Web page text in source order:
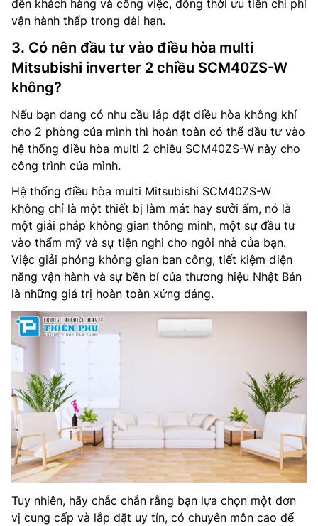
đến khách hàng và công việc, đồng thời ưu tiên chi phí
vận hành thấp trong dài hạn.
3. Có nên đầu tư vào điều hòa multi
Mitsubishi inverter 2 chiều SCM40ZS-W
không?
Nếu bạn đang có nhu cầu lắp đặt điều hòa không khí
cho 2 phòng của mình thì hoàn toàn có thể đầu tư vào
hệ thống điều hòa multi 2 chiều SCM40ZS-W này cho
công trình của mình.
Hệ thống điều hòa multi Mitsubishi SCM40ZS-W
không chỉ là một thiết bị làm mát hay sưởi ấm, nó là
một giải pháp không gian thông minh, một sự đầu tư
vào thẩm mỹ và sự tiện nghi cho ngôi nhà của bạn.
Việc giải phóng không gian ban công, tiết kiệm điện
năng vận hành và sự bền bỉ của thương hiệu Nhật Bản
là những giá trị hoàn toàn xứng đáng.
Tuy nhiên, hãy chắc chắn rằng bạn lựa chọn một đơn
vị cung cấp và lắp đặt uy tín, có chuyên môn cao để